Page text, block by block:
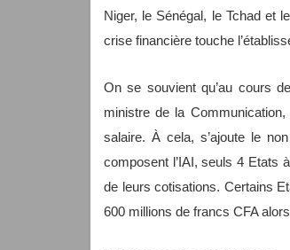
Niger, le Sénégal, le Tchad et
crise financière touche
On se souvient qu’au cours
ministre de la
salaire. À cela, s’ajoute le
composent l’IAI, seuls 4 Etats
de leurs cotisations. Certains
600 millions de francs CFA